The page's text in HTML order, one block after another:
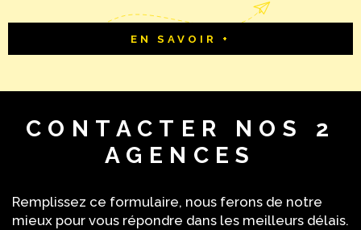
EN SAVOIR +
CONTACTER NOS 2
AGENCES
Remplissez ce formulaire, nous ferons de notre
mieux pour vous répondre dans les meilleurs délais.